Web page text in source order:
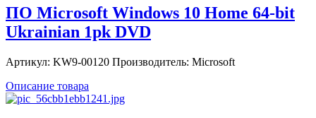
ПО Microsoft Windows 10 Home 64-bit
Ukrainian 1pk DVD
Артикул: KW9-00120 Производитель: Microsoft
Описание товара